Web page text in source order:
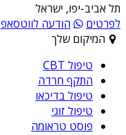
תל אביב-יפו, ישראל
לפרטים
הודעה לווטסאפ
המיקום שלך
טיפול CBT
התקף חרדה
טיפול בדיכאו
טיפול זוגי
פוסט טראומה